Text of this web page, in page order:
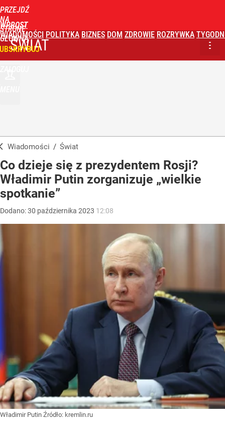
PRZEJDŹ
NA
STRONĘ
GŁÓWNĄ
WPROST
WIADOMOŚCI POLITYKA BIZNES DOM ZDROWIE ROZRYWKA
ŚWIAT
Wiadomości / Świat
Co dzieje się z prezydentem Rosji?
Władimir Putin zorganizuje „wielkie
spotkanie”
Dodano:30 października 2023 12:08
Władimir Putin Źródło: kremlin.ru